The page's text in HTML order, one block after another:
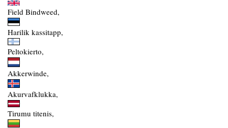
Field Bindweed,
Harilik kassitapp,
Peltokierto,
Akkerwinde,
Akurvafklukka,
Tirumu titenis,